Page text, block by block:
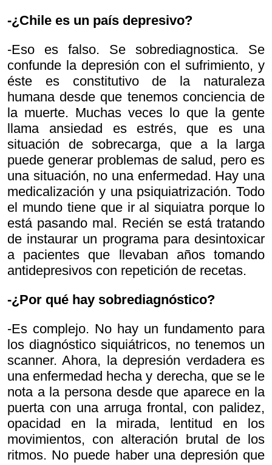
-¿Chile es un país depresivo?
-Eso es falso. Se sobrediagnostica. Se
confunde la depresión con el sufrimiento, y
éste es constitutivo de la naturaleza
humana desde que tenemos conciencia de
la muerte. Muchas veces lo que la gente
llama ansiedad es estrés, que es una
situación de sobrecarga, que a la larga
puede generar problemas de salud, pero es
una situación, no una enfermedad. Hay una
medicalización y una psiquiatrización. Todo
el mundo tiene que ir al siquiatra porque lo
está pasando mal. Recién se está tratando
de instaurar un programa para desintoxicar
a pacientes que llevaban años tomando
antidepresivos con repetición de recetas.
-¿Por qué hay sobrediagnóstico?
-Es complejo. No hay un fundamento para
los diagnóstico siquiátricos, no tenemos un
scanner. Ahora, la depresión verdadera es
una enfermedad hecha y derecha, que se le
nota a la persona desde que aparece en la
puerta con una arruga frontal, con palidez,
opacidad en la mirada, lentitud en los
movimientos, con alteración brutal de los
ritmos. No puede haber una depresión que